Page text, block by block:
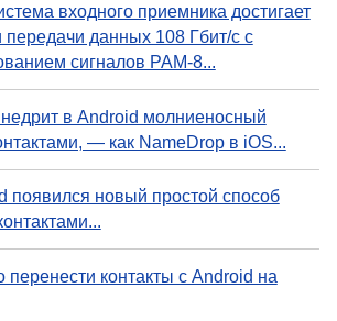
входного приемника достигает
передачи данных 108 Гбит/с с
сигналов PAM-8...
в Android молниеносный
— как NameDrop в iOS...
появился новый простой способ
перенести контакты с Android на